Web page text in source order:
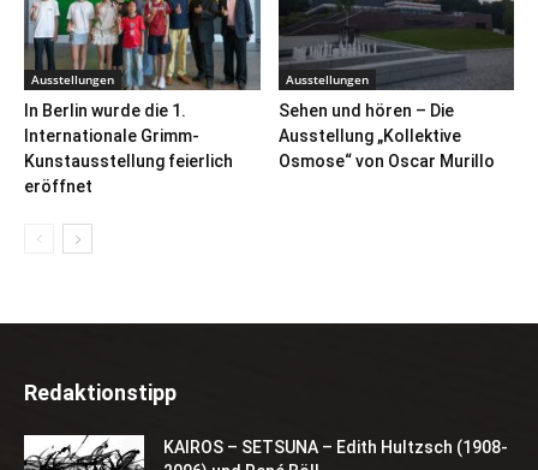
Ausstellungen
In Berlin wurde die 1.
Internationale Grimm-
Kunstausstellung feierlich
eröffnet
Ausstellungen
Sehen und hören – Die
Ausstellung „Kollektive
Osmose“ von Oscar Murillo
Redaktionstipp
KAIROS – SETSUNA – Edith Hultzsch (1908-